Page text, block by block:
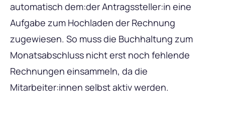
automatisch dem:der Antragssteller:in eine
Aufgabe zum Hochladen der Rechnung
zugewiesen. So muss die Buchhaltung zum
Monatsabschluss nicht erst noch fehlende
Rechnungen einsammeln, da die
Mitarbeiter:innen selbst aktiv werden.